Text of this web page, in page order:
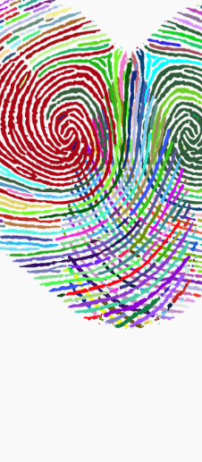
Intuition et émergence de
l'être